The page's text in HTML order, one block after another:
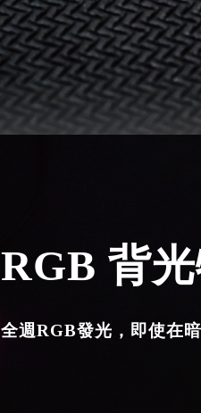
RGB 背
全週RGB發光，即使在